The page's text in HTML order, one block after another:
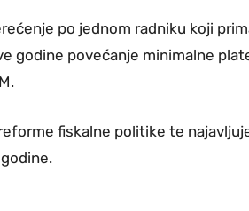
po jednom radniku koji
godine povećanje minimalne
fiskalne politike te